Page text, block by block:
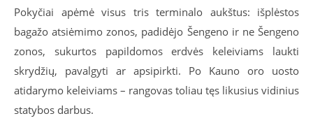
Pokyčiai apėmė visus tris terminalo aukštus: išplėstos
bagažo atsiėmimo zonos, padidėjo Šengeno ir ne Šengeno
zonos, sukurtos papildomos erdvės keleiviams laukti
skrydžių, pavalgyti ar apsipirkti. Po Kauno oro uosto
atidarymo keleiviams – rangovas toliau tęs likusius vidinius
statybos darbus.